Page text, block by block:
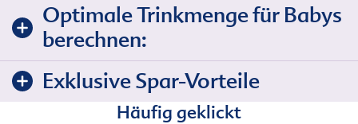
Optimale Trinkmenge für Babys
berechnen:
Exklusive Spar-Vorteile
Häufig geklickt